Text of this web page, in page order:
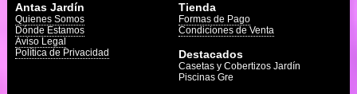
Antas Jardín
Quienes Somos
Dónde Estamos
Aviso Legal
Política de Privacidad
Tienda
Formas de Pago
Condiciones de Venta
Destacados
Casetas y Cobertizos Jardín
Piscinas Gre